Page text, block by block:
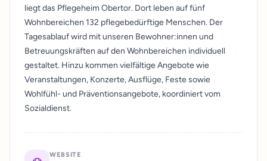
liegt das Pflegeheim Obertor. Dort leben auf fünf
Wohnbereichen 132 pflegebedürftige Menschen. Der
Tagesablauf wird mit unseren Bewohner:innen und
Betreuungskräften auf den Wohnbereichen individuell
gestaltet. Hinzu kommen vielfältige Angebote wie
Veranstaltungen, Konzerte, Ausflüge, Feste sowie
Wohlfühl- und Präventionsangebote, koordiniert vom
Sozialdienst.
WEBSITE